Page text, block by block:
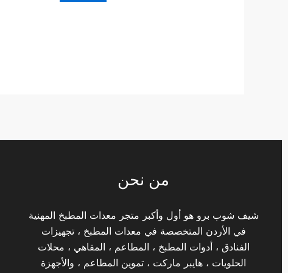
من نحن
شيف شوب برو هو أول وأكبر متجر معدات المطبخ المهنية
في الأردن المتخصصة في معدات المطبخ ، تجهيزات
الفنادق ، أدوات المطبخ ، المطاعم ، المقاهي ، محلات
الحلويات ، هايبر ماركت ، تموين المطاعم ، والأجهزة